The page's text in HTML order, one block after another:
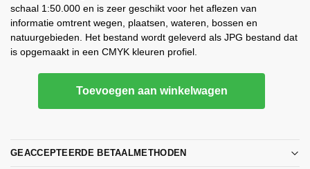
schaal 1:50.000 en is zeer geschikt voor het aflezen van
informatie omtrent wegen, plaatsen, wateren, bossen en
natuurgebieden. Het bestand wordt geleverd als JPG bestand dat
is opgemaakt in een CMYK kleuren profiel.
Toevoegen aan winkelwagen
GEACCEPTEERDE BETAALMETHODEN